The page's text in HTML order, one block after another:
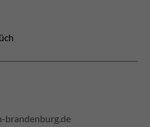
brandenburg.de